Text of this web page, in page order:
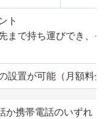
ト
まで持ち運びでき、
設置が可能（月額料
か携帯電話のいずれ